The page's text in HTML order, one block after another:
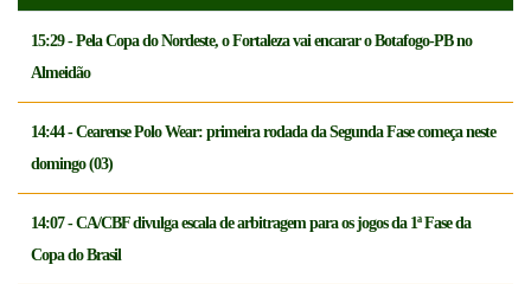
15:29 - Pela Copa do Nordeste, o Fortaleza vai encarar o Botafogo-PB no
Almeidão
14:44 - Cearense Polo Wear: primeira rodada da Segunda Fase começa neste
domingo (03)
14:07 - CA/CBF divulga escala de arbitragem para os jogos da 1ª Fase da
Copa do Brasil